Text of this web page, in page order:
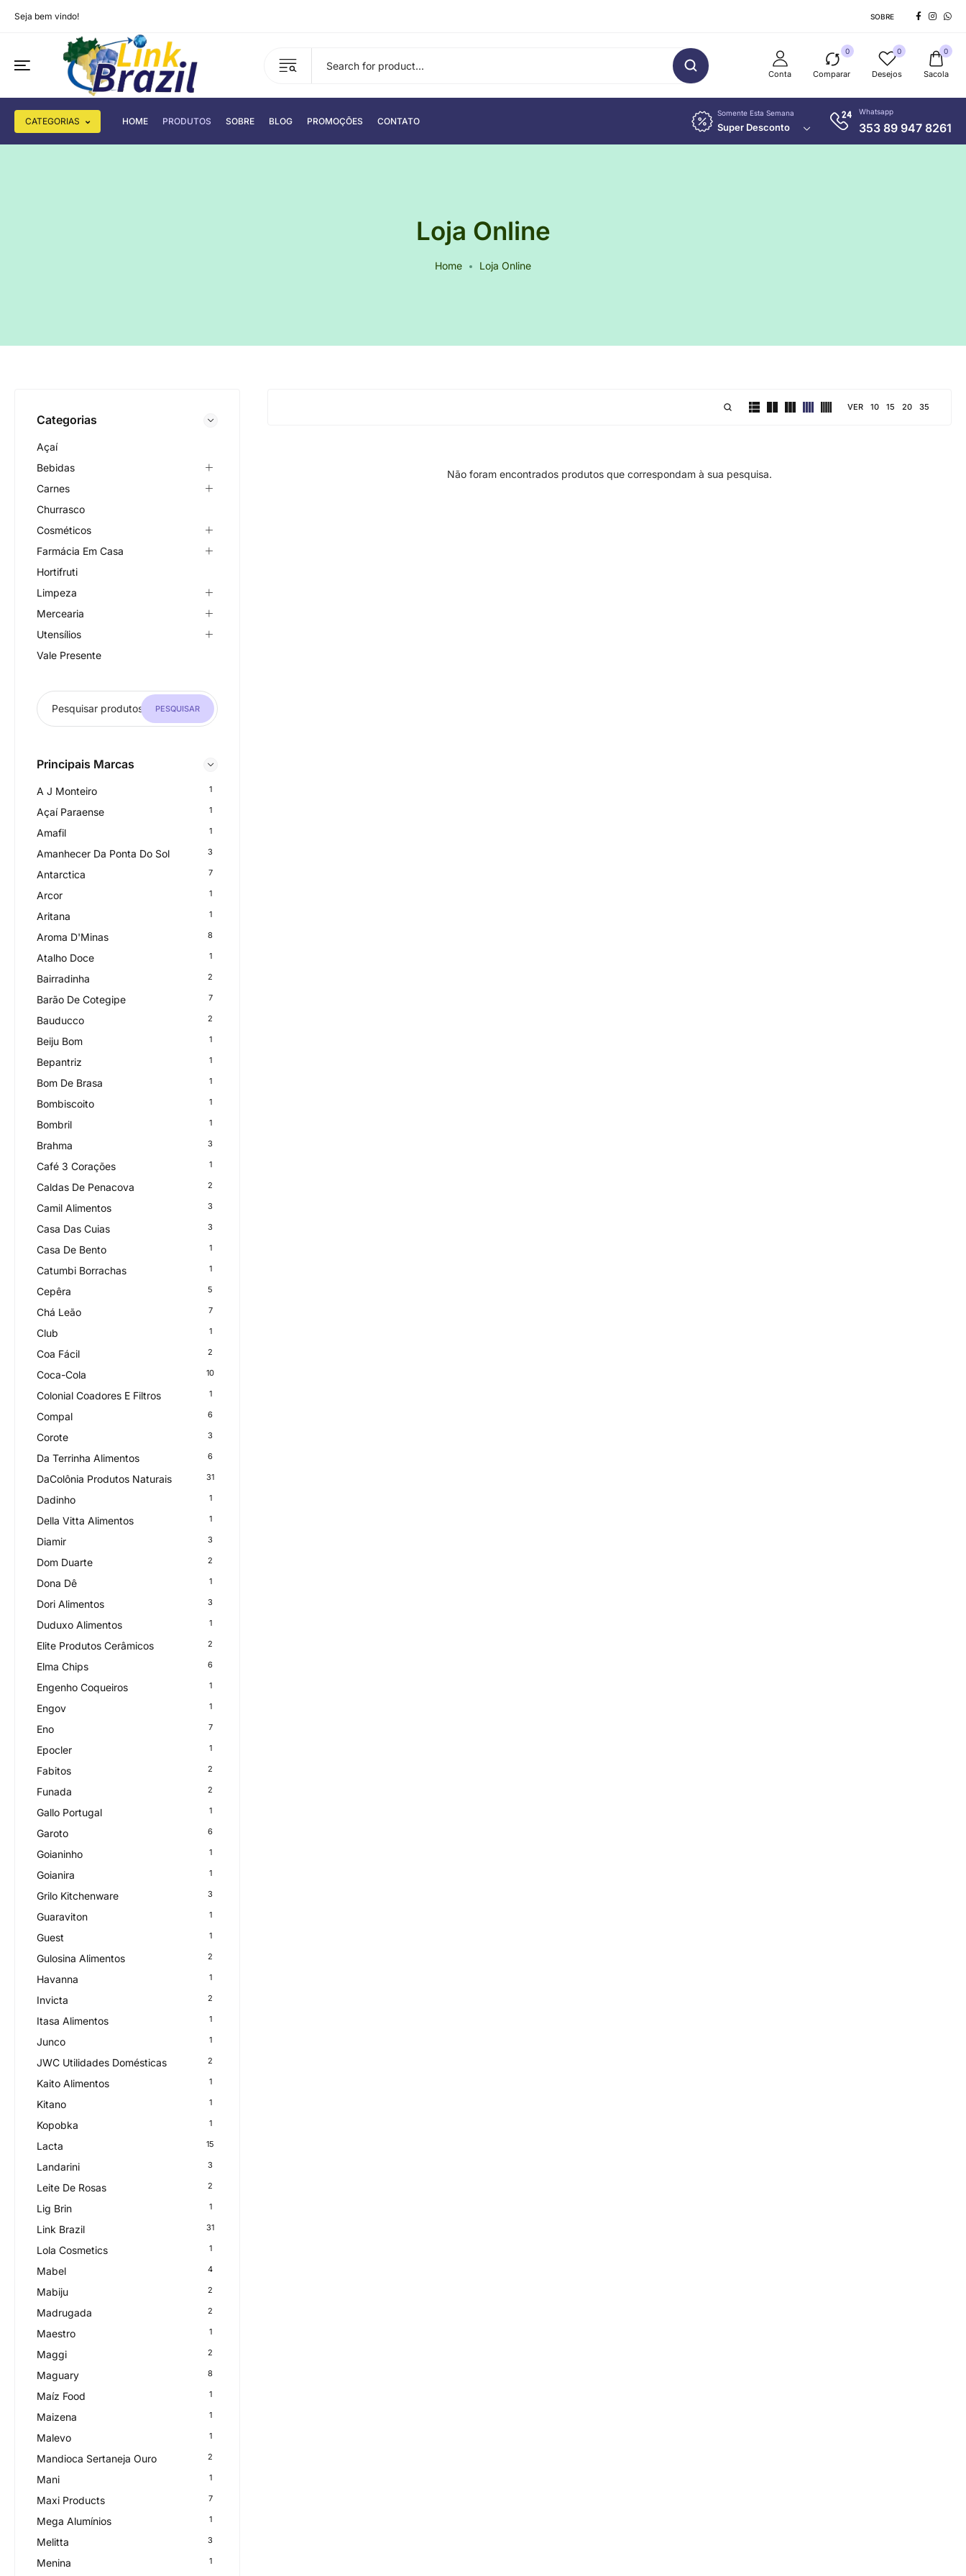
Seja bem vindo! SOBRE
Conta
0
Comparar
0
Desejos
0
Sacola
CATEGORIAS HOME PRODUTOS SOBRE BLOG PROMOÇÕES CONTATO
Somente Esta Semana
Super Desconto
Whatsapp
353 89 947 8261
Loja Online
Home Loja Online
Categorias
Açaí
Bebidas
Carnes
Churrasco
Cosméticos
Farmácia Em Casa
Hortifruti
Limpeza
Mercearia
Utensílios
Vale Presente
PESQUISAR
Principais Marcas
A J Monteiro 1
Açaí Paraense 1
Amafil 1
Amanhecer Da Ponta Do Sol 3
Antarctica 7
Arcor 1
Aritana 1
Aroma D'Minas 8
Atalho Doce 1
Bairradinha 2
Barão De Cotegipe 7
Bauducco 2
Beiju Bom 1
Bepantriz 1
Bom De Brasa 1
Bombiscoito 1
Bombril 1
Brahma 3
Café 3 Corações 1
Caldas De Penacova 2
Camil Alimentos 3
Casa Das Cuias 3
Casa De Bento 1
Catumbi Borrachas 1
Cepêra 5
Chá Leão 7
Club 1
Coa Fácil 2
Coca-Cola 10
Colonial Coadores E Filtros 1
Compal 6
Corote 3
Da Terrinha Alimentos 6
DaColônia Produtos Naturais 31
Dadinho 1
Della Vitta Alimentos 1
Diamir 3
Dom Duarte 2
Dona Dê 1
Dori Alimentos 3
Duduxo Alimentos 1
Elite Produtos Cerâmicos 2
Elma Chips 6
Engenho Coqueiros 1
Engov 1
Eno 7
Epocler 1
Fabitos 2
Funada 2
Gallo Portugal 1
Garoto 6
Goianinho 1
Goianira 1
Grilo Kitchenware 3
Guaraviton 1
Guest 1
Gulosina Alimentos 2
Havanna 1
Invicta 2
Itasa Alimentos 1
Junco 1
JWC Utilidades Domésticas 2
Kaito Alimentos 1
Kitano 1
Kopobka 1
Lacta 15
Landarini 3
Leite De Rosas 2
Lig Brin 1
Link Brazil 31
Lola Cosmetics 1
Mabel 4
Mabiju 2
Madrugada 2
Maestro 1
Maggi 2
Maguary 8
Maíz Food 1
Maizena 1
Malevo 1
Mandioca Sertaneja Ouro 2
Mani 1
Maxi Products 7
Mega Alumínios 1
Melitta 3
Menina 1
VER 10 15 20 35
Não foram encontrados produtos que correspondam à sua pesquisa.